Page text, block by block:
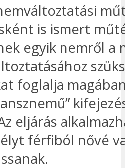
is ismert
egyik nemről a
foglalja
eljárás
férfiból nővé